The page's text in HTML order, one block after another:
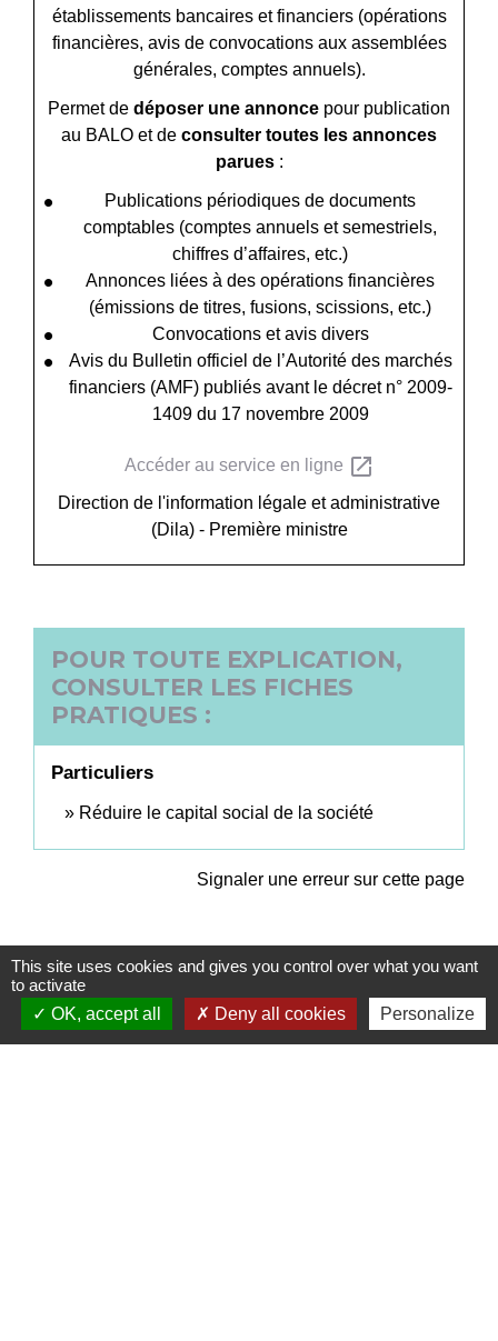
établissements bancaires et financiers (opérations
financières, avis de convocations aux assemblées
générales, comptes annuels).
Permet de déposer une annonce pour publication
au BALO et de consulter toutes les annonces
parues:
Publications périodiques de documents
comptables (comptes annuels et semestriels,
chiffres d’affaires, etc.)
Annonces liées à des opérations financières
(émissions de titres, fusions, scissions, etc.)
Convocations et avis divers
Avis du Bulletin officiel de l’Autorité des marchés
financiers (AMF) publiés avant le décret n° 2009-
1409 du 17 novembre 2009
Accéder au service en ligne open_in_new
Direction de l'information légale et administrative
(Dila) - Première ministre
POUR TOUTE EXPLICATION,
CONSULTER LES FICHES
PRATIQUES :
Particuliers
Réduire le capital social de la société
Signaler une erreur sur cette page
Contacts
This site uses cookies and gives you control over what you want
to activate
OK, accept all
Deny all cookies Personalize